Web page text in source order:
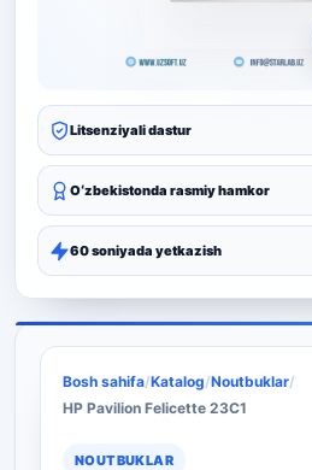
Litsenziyali dastur
Oʻzbekistonda rasmiy hamkor
60 soniyada yetkazish
Bosh sahifa/Katalog/Noutbuklar/
HP Pavilion Felicette 23C1
NOUTBUKLAR